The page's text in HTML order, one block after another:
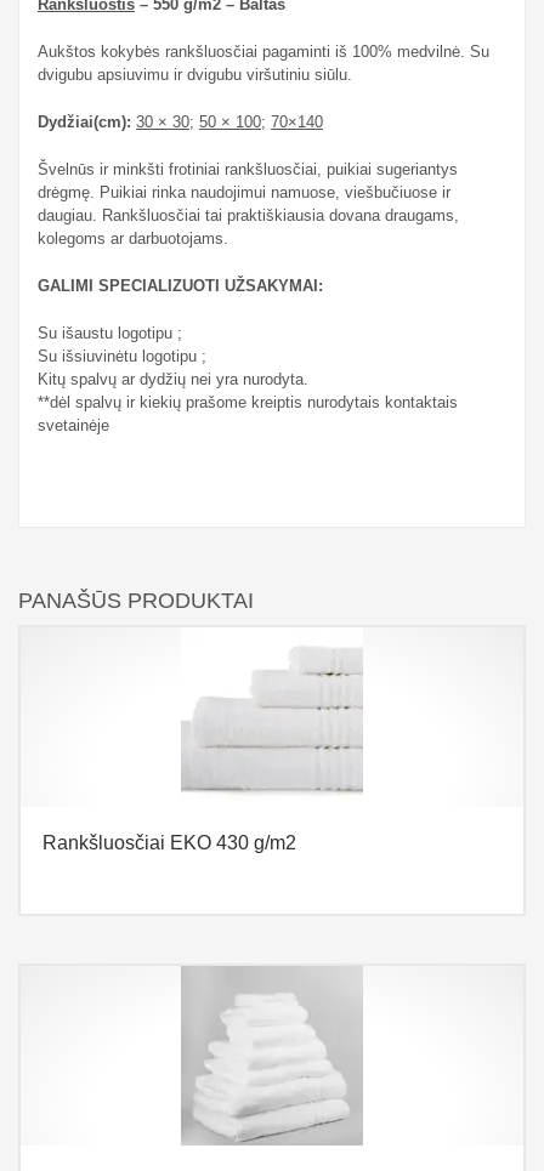
Rankšluostis – 550 g/m2 – Baltas
Aukštos kokybės rankšluosčiai pagaminti iš 100% medvilnė. Su
dvigubu apsiuvimu ir dvigubu viršutiniu siūlu.
Dydžiai(cm): 30 × 30; 50 × 100; 70×140
Švelnūs ir minkšti frotiniai rankšluosčiai, puikiai sugeriantys
drėgmę. Puikiai rinka naudojimui namuose, viešbučiuose ir
daugiau. Rankšluosčiai tai praktiškiausia dovana draugams,
kolegoms ar darbuotojams.
GALIMI SPECIALIZUOTI UŽSAKYMAI:
Su išaustu logotipu ;
Su išsiuvinėtu logotipu ;
Kitų spalvų ar dydžių nei yra nurodyta.
**dėl spalvų ir kiekių prašome kreiptis nurodytais kontaktais
svetainėje
PANAŠŪS PRODUKTAI
Rankšluosčiai EKO 430 g/m2